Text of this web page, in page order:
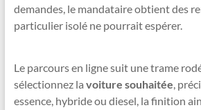
demandes, le mandataire obtient des
particulier isolé ne pourrait espérer.
Le parcours en ligne suit une trame
sélectionnez la voiture souhaitée,
essence, hybride ou diesel, la finition